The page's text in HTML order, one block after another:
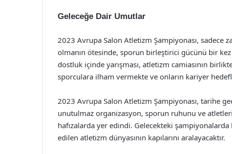
Geleceğe Dair Umutlar
2023 Avrupa Salon Atletizm Şampiyonası, sadece
olmanın ötesinde, sporun birleştirici gücünü bir
dostluk içinde yarışması, atletizm camiasının
sporculara ilham vermekte ve onların kariyer
2023 Avrupa Salon Atletizm Şampiyonası, tarihe
unutulmaz organizasyon, sporun ruhunu ve
hafızalarda yer edindi. Gelecekteki şampiyonalarda
edilen atletizm dünyasının kapılarını aralayacaktır.